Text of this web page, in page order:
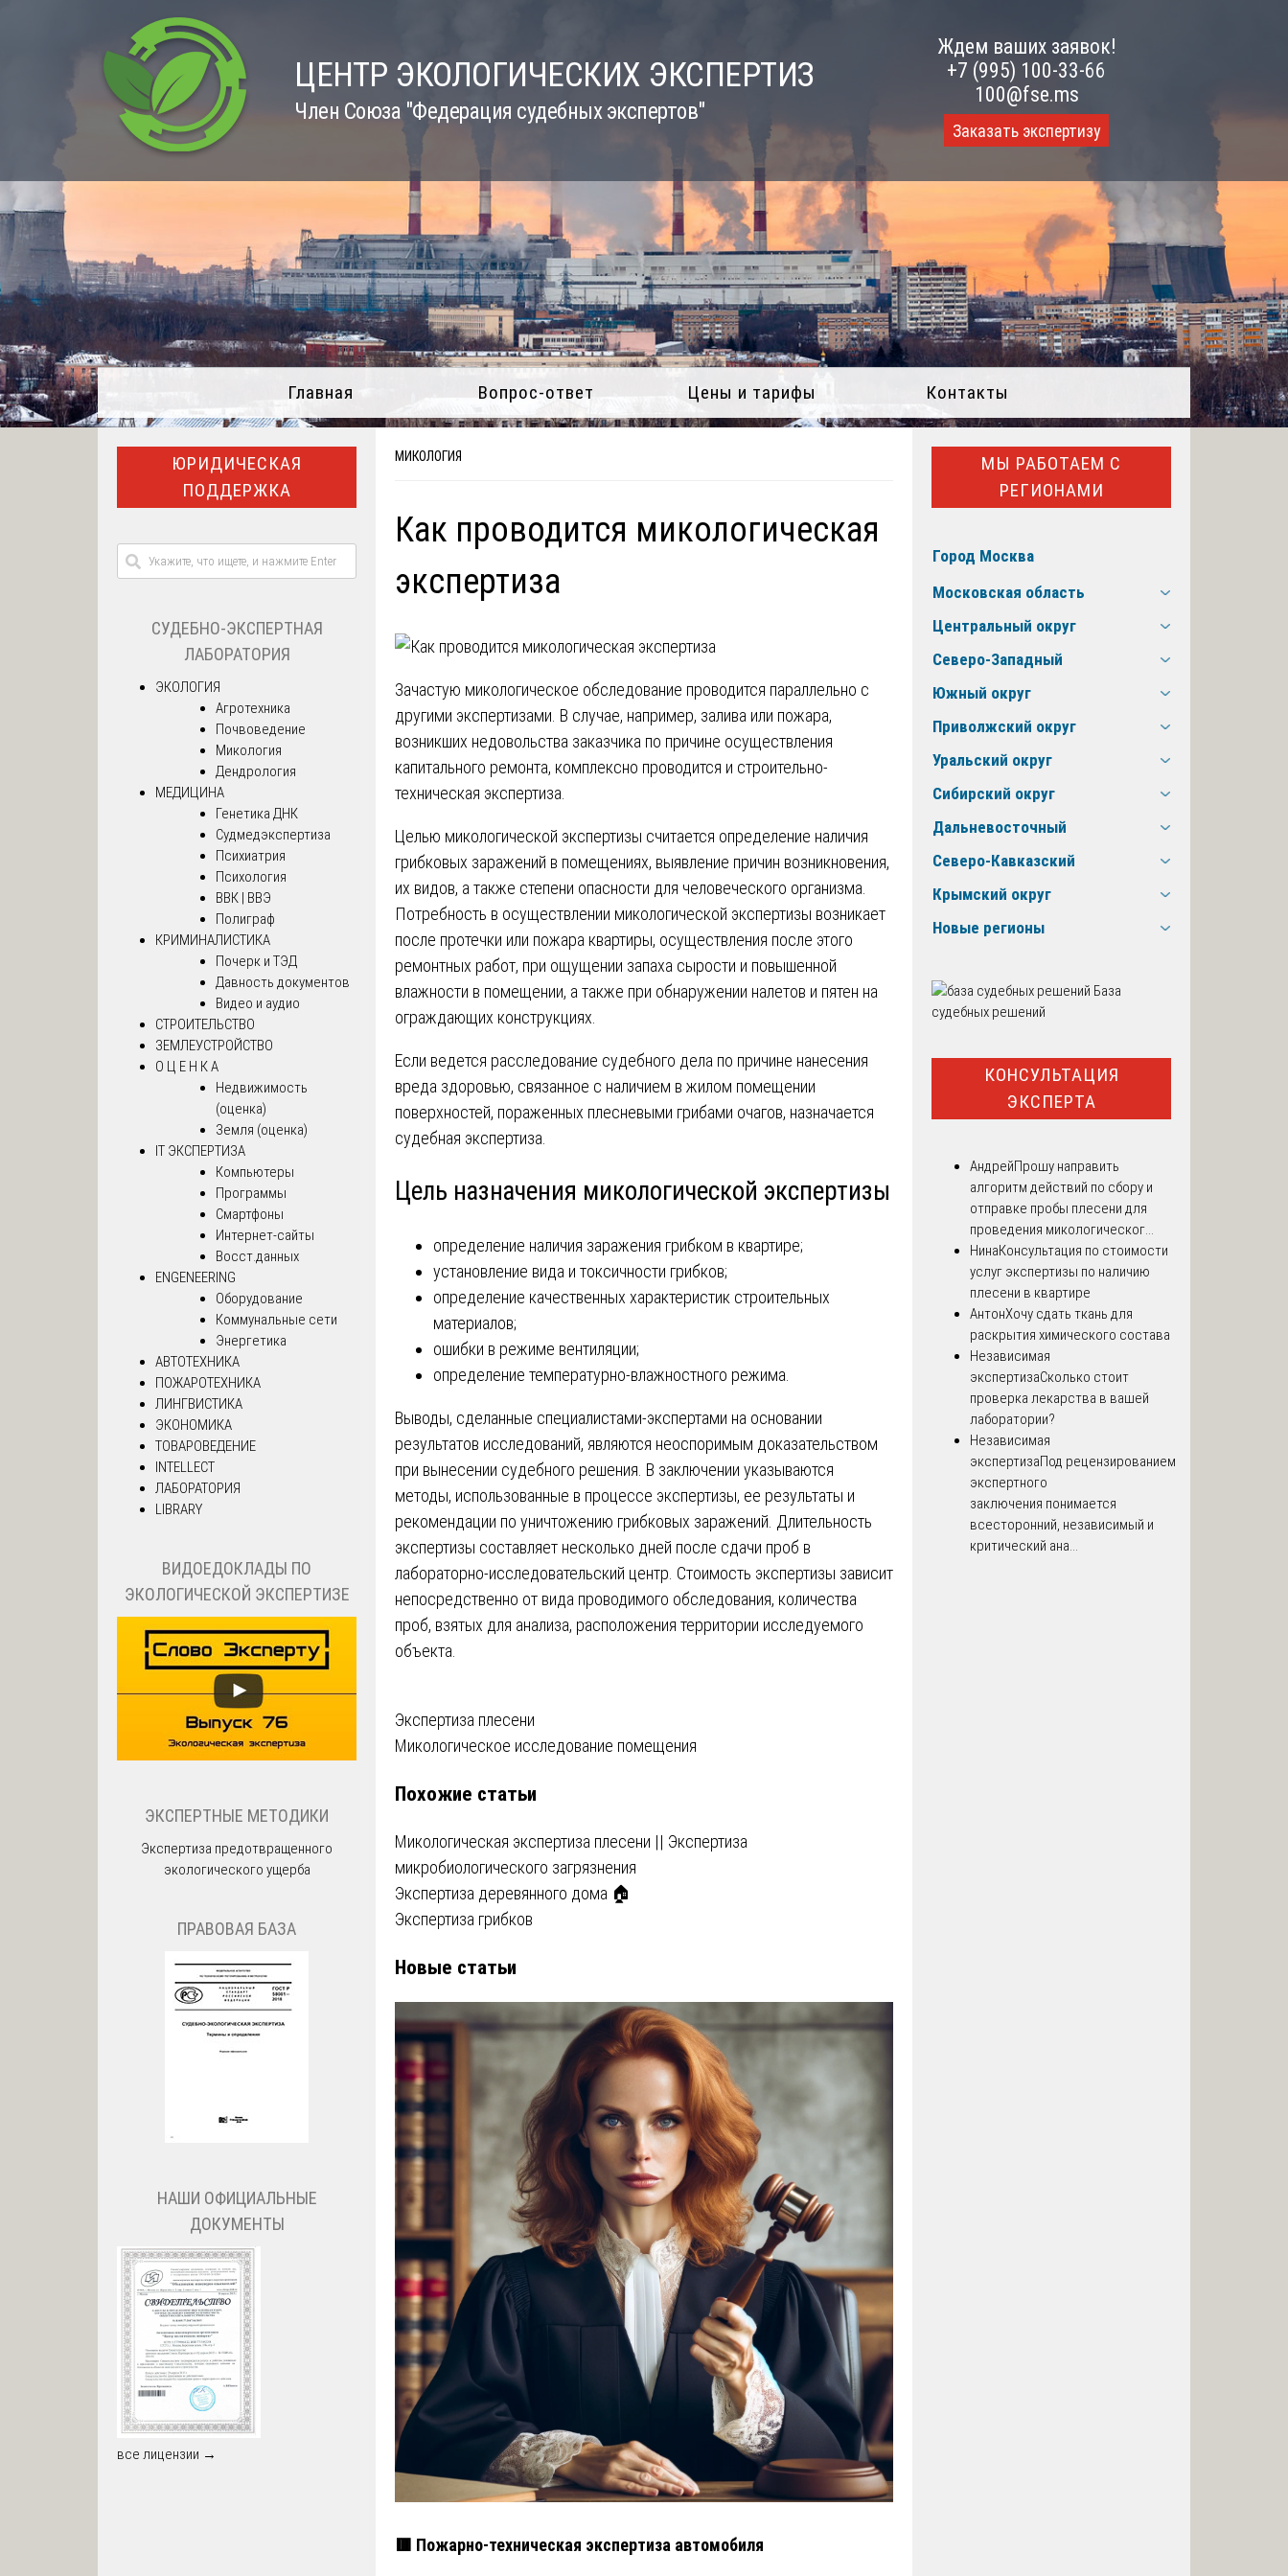
ЦЕНТР ЭКОЛОГИЧЕСКИХ ЭКСПЕРТИЗ
Член Союза "Федерация судебных экспертов"
Ждем ваших заявок!
+7 (995) 100-33-66
100@fse.ms
Заказать экспертизу
Главная Вопрос-ответ Цены и тарифы Контакты
МИКОЛОГИЯ
Как проводится микологическая
экспертиза
Зачастую микологическое обследование проводится параллельно с
другими экспертизами. В случае, например, залива или пожара,
возникших недовольства заказчика по причине осуществления
капитального ремонта, комплексно проводится и строительно-
техническая экспертиза.
Целью микологической экспертизы считается определение наличия
грибковых заражений в помещениях, выявление причин возникновения,
их видов, а также степени опасности для человеческого организма.
Потребность в осуществлении микологической экспертизы возникает
после протечки или пожара квартиры, осуществления после этого
ремонтных работ, при ощущении запаха сырости и повышенной
влажности в помещении, а также при обнаружении налетов и пятен на
ограждающих конструкциях.
Если ведется расследование судебного дела по причине нанесения
вреда здоровью, связанное с наличием в жилом помещении
поверхностей, пораженных плесневыми грибами очагов, назначается
судебная экспертиза.
Цель назначения микологической экспертизы
определение наличия заражения грибком в квартире;
установление вида и токсичности грибков;
определение качественных характеристик строительных
материалов;
ошибки в режиме вентиляции;
определение температурно-влажностного режима.
Выводы, сделанные специалистами-экспертами на основании
результатов исследований, являются неоспоримым доказательством
при вынесении судебного решения. В заключении указываются
методы, использованные в процессе экспертизы, ее результаты и
рекомендации по уничтожению грибковых заражений. Длительность
экспертизы составляет несколько дней после сдачи проб в
лабораторно-исследовательский центр. Стоимость экспертизы зависит
непосредственно от вида проводимого обследования, количества
проб, взятых для анализа, расположения территории исследуемого
объекта.
Навигация
записям
Экспертиза плесени
Микологическое исследование помещения
Похожие статьи
Микологическая экспертиза плесени || Экспертиза
микробиологического загрязнения
Экспертиза деревянного дома 🏠
Экспертиза грибков
Новые статьи
🟥 Пожарно-техническая экспертиза автомобиля
ЮРИДИЧЕСКАЯ
ПОДДЕРЖКА
СУДЕБНО-ЭКСПЕРТНАЯ
ЛАБОРАТОРИЯ
ЭКОЛОГИЯ
Агротехника
Почвоведение
Микология
Дендрология
МЕДИЦИНА
Генетика ДНК
Судмедэкспертиза
Психиатрия
Психология
ВВК | ВВЭ
Полиграф
КРИМИНАЛИСТИКА
Почерк и ТЭД
Давность документов
Видео и аудио
СТРОИТЕЛЬСТВО
ЗЕМЛЕУСТРОЙСТВО
О Ц Е Н К А
Недвижимость
(оценка)
Земля (оценка)
IT ЭКСПЕРТИЗА
Компьютеры
Программы
Смартфоны
Интернет-сайты
Восст.данных
ENGENEERING
Оборудование
Коммунальные сети
Энергетика
АВТОТЕХНИКА
ПОЖАРОТЕХНИКА
ЛИНГВИСТИКА
ЭКОНОМИКА
ТОВАРОВЕДЕНИЕ
INTELLECT
ЛАБОРАТОРИЯ
LIBRARY
ВИДОЕДОКЛАДЫ ПО
ЭКОЛОГИЧЕСКОЙ ЭКСПЕРТИЗЕ
ЭКСПЕРТНЫЕ МЕТОДИКИ
Экспертиза предотвращенного
экологического ущерба
ПРАВОВАЯ БАЗА
НАШИ ОФИЦИАЛЬНЫЕ
ДОКУМЕНТЫ
все лицензии →
МЫ РАБОТАЕМ С
РЕГИОНАМИ
Город Москва
Московская область
Центральный округ
Северо-Западный
Южный округ
Приволжский округ
Уральский округ
Сибирский округ
Дальневосточный
Северо-Кавказский
Крымский округ
Новые регионы
База
судебных решений
КОНСУЛЬТАЦИЯ
ЭКСПЕРТА
АндрейПрошу направить
алгоритм действий по сбору и
отправке пробы плесени для
проведения микологическог...
НинаКонсультация по стоимости
услуг экспертизы по наличию
плесени в квартире
АнтонХочу сдать ткань для
раскрытия химического состава
Независимая
экспертизаСколько стоит
проверка лекарства в вашей
лаборатории?
Независимая
экспертизаПод рецензированием
экспертного
заключения понимается
всесторонний, независимый и
критический ана...